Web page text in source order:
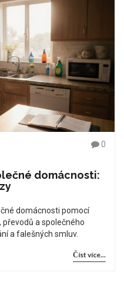
0
domácnosti:
domácnosti pomocí
a společného
a falešných smluv.
Číst více...